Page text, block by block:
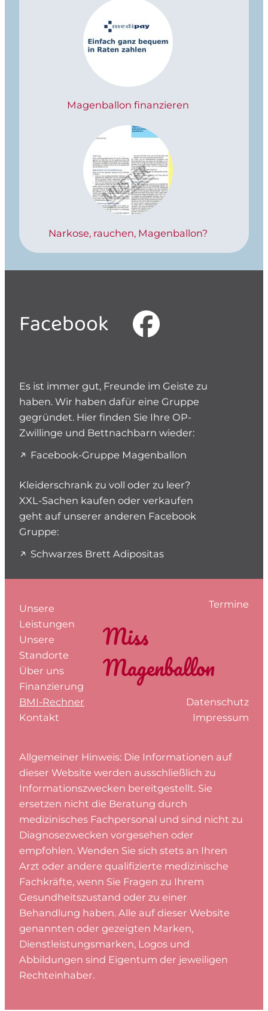
Magenballon finanzieren
Narkose, rauchen, Magenballon?
Facebook
Es ist immer gut, Freunde im Geiste zu
haben. Wir haben dafür eine Gruppe
gegründet. Hier finden Sie Ihre OP-
Zwillinge und Bettnachbarn wieder:
Facebook-Gruppe Magenballon
Kleiderschrank zu voll oder zu leer?
XXL-Sachen kaufen oder verkaufen
geht auf unserer anderen Facebook
Gruppe:
Schwarzes Brett Adipositas
Unsere
Leistungen
Unsere
Standorte
Über uns
Finanzierung
BMI-Rechner
Kontakt
Termine
Miss
Magenballon
Datenschutz
Impressum
Allgemeiner Hinweis: Die Informationen auf
dieser Website werden ausschließlich zu
Informationszwecken bereitgestellt. Sie
ersetzen nicht die Beratung durch
medizinisches Fachpersonal und sind nicht zu
Diagnosezwecken vorgesehen oder
empfohlen. Wenden Sie sich stets an Ihren
Arzt oder andere qualifizierte medizinische
Fachkräfte, wenn Sie Fragen zu Ihrem
Gesundheitszustand oder zu einer
Behandlung haben. Alle auf dieser Website
genannten oder gezeigten Marken,
Dienstleistungsmarken, Logos und
Abbildungen sind Eigentum der jeweiligen
Rechteinhaber.